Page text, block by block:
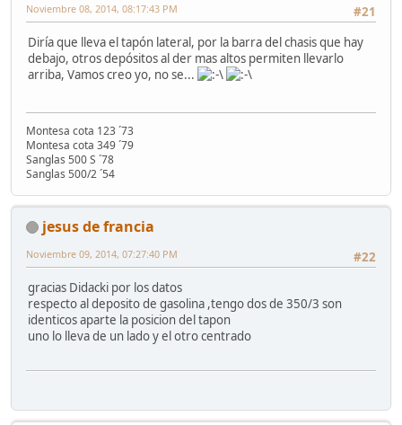
#21
Noviembre 08, 2014, 08:17:43 PM
Diría que lleva el tapón lateral, por la barra del chasis que hay
debajo, otros depósitos al der mas altos permiten llevarlo
arriba, Vamos creo yo, no se...
Montesa cota 123 ´73
Montesa cota 349 ´79
Sanglas 500 S ´78
Sanglas 500/2 ´54
jesus de francia
#22
Noviembre 09, 2014, 07:27:40 PM
gracias Didacki por los datos
respecto al deposito de gasolina ,tengo dos de 350/3 son
identicos aparte la posicion del tapon
uno lo lleva de un lado y el otro centrado